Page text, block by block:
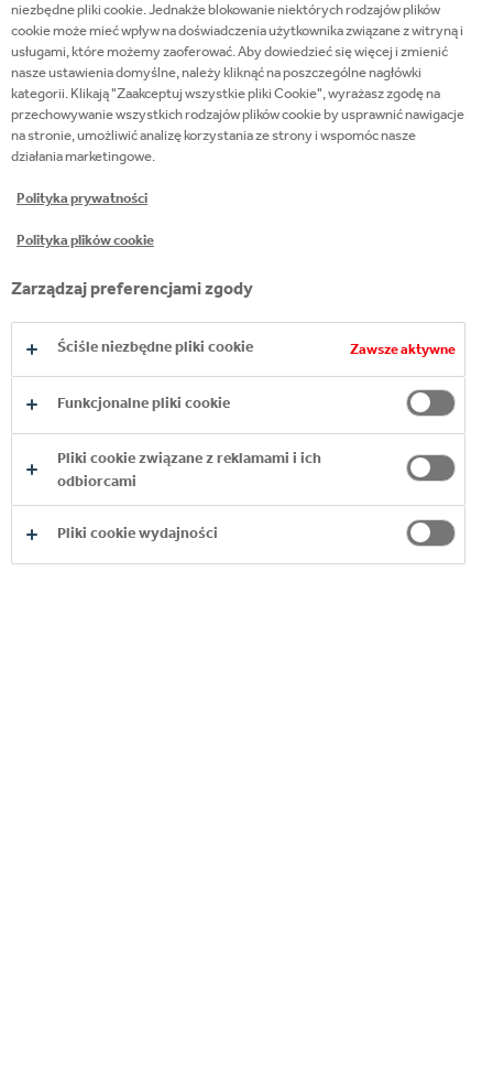
POZNAJ NASZE
WYSOKOGATUNKOWE
niezbędne pliki cookie. Jednakże blokowanie niektórych rodzajów plików
cookie może mieć wpływ na doświadczenia użytkownika związane z witryną i
usługami, które możemy zaoferować. Aby dowiedzieć się więcej i zmienić
nasze ustawienia domyślne, należy kliknąć na poszczególne nagłówki
kategorii. Klikają "Zaakceptuj wszystkie pliki Cookie", wyrażasz zgodę na
przechowywanie wszystkich rodzajów plików cookie by usprawnić nawigacje
na stronie, umożliwić analizę korzystania ze strony i wspomóc nasze
działania marketingowe.
Polityka prywatności
Polityka plików cookie
Zarządzaj preferencjami zgody
Ściśle niezbędne pliki cookie Zawsze aktywne
Funkcjonalne pliki cookie
Pliki cookie związane z reklamami i ich
odbiorcami
Pliki cookie wydajności